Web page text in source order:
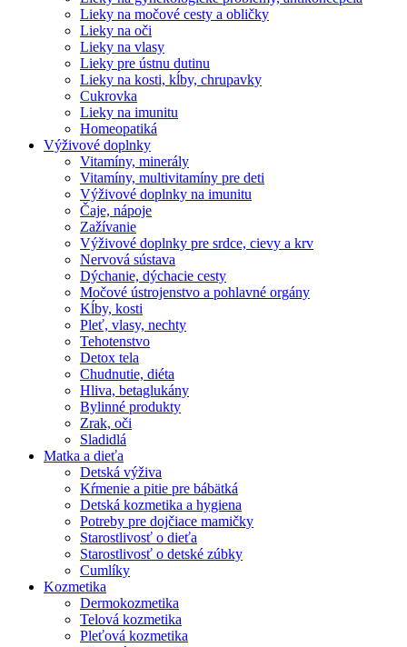
Lieky na močové cesty a obličky
Lieky na oči
Lieky na vlasy
Lieky pre ústnu dutinu
Lieky na kosti, kĺby, chrupavky
Cukrovka
Lieky na imunitu
Homeopatiká
Výživové doplnky
Vitamíny, minerály
Vitamíny, multivitamíny pre deti
Výživové doplnky na imunitu
Čaje, nápoje
Zažívanie
Výživové doplnky pre srdce, cievy a krv
Nervová sústava
Dýchanie, dýchacie cesty
Močové ústrojenstvo a pohlavné orgány
Kĺby, kosti
Pleť, vlasy, nechty
Tehotenstvo
Detox tela
Chudnutie, diéta
Hliva, betaglukány
Bylinné produkty
Zrak, oči
Sladidlá
Matka a dieťa
Detská výživa
Kŕmenie a pitie pre bábätká
Detská kozmetika a hygiena
Potreby pre dojčiace mamičky
Starostlivosť o dieťa
Starostlivosť o detské zúbky
Cumlíky
Kozmetika
Dermokozmetika
Telová kozmetika
Pleťová kozmetika